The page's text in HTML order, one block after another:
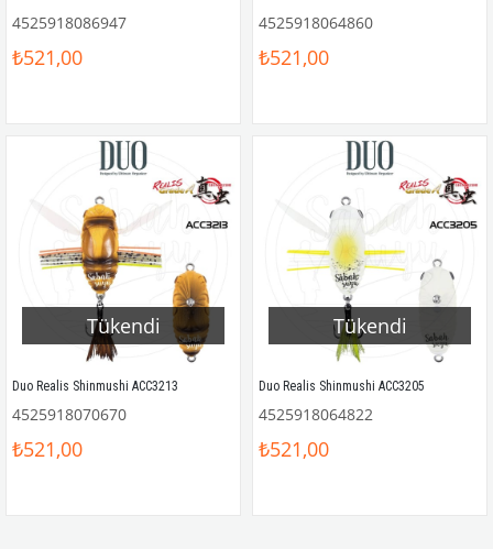
4525918086947
₺521,00
4525918064860
₺521,00
Tükendi
Duo Realis Shinmushi ACC3213
4525918070670
₺521,00
Tükendi
Duo Realis Shinmushi ACC3205
4525918064822
₺521,00